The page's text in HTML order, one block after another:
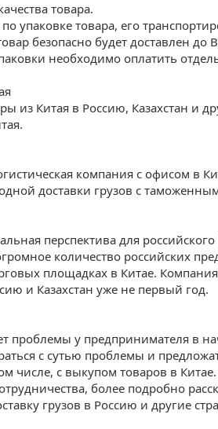
товара.
упаковке товара, его
безопасно будет доставлен до
необходимо оплатить
из Китая в Россию, Казахстан и
компания с офисом в
доставки грузов с
перспектива для
количество российских
площадках в Китае.
и Казахстан уже не первый год.
проблемы у предпринимателя в
с сутью проблемы и
числе, с выкупом товаров в
более подробно
грузов в Россию и другие